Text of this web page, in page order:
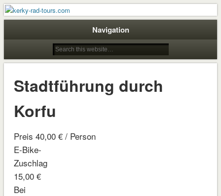
kerky-rad-tours.com
Rad Touren auf Korfu für Genießer
Navigation
Stadtführung durch
Korfu
Preis 40,00 € / Person
E-Bike-
Zuschlag
15,00 €
Bei